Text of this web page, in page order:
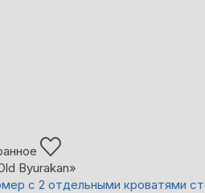
Byurakan»
с 2 отдельными кроватями